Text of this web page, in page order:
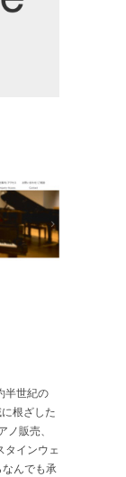
半世紀の
根ざした
販売、
タインウェ
んでも承